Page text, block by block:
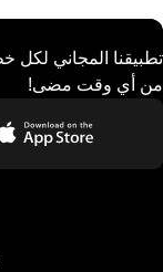
تطبيقنا المجاني
من أي وقت مضى!